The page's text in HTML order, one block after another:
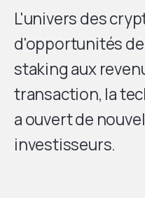
L'univers des
d'opportunités
staking aux
transaction, la
a ouvert de
investisseurs.